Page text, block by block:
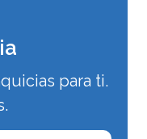
para ti.